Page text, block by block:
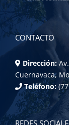
CONTACTO
Dirección:
Cuernavaca,
Teléfono: